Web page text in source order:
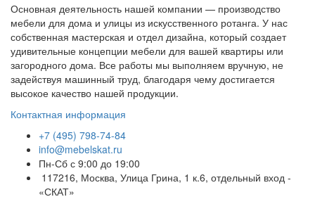
Основная деятельность нашей компании — производство
мебели для дома и улицы из искусственного ротанга. У нас
собственная мастерская и отдел дизайна, который создает
удивительные концепции мебели для вашей квартиры или
загородного дома. Все работы мы выполняем вручную, не
задействуя машинный труд, благодаря чему достигается
высокое качество нашей продукции.
Контактная информация
+7 (495) 798-74-84
info@mebelskat.ru
Пн-Сб с 9:00 до 19:00
117216, Москва, Улица Грина, 1 к.6, отдельный вход -
«СКАТ»